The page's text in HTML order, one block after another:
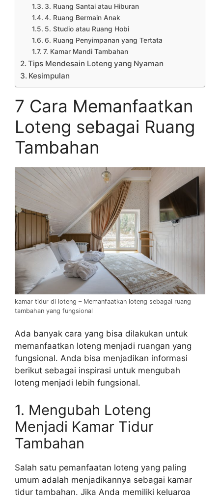
3. Ruang Santai atau Hiburan
4. Ruang Bermain Anak
5. Studio atau Ruang Hobi
6. Ruang Penyimpanan yang Tertata
7. Kamar Mandi Tambahan
Tips Mendesain Loteng yang Nyaman
Kesimpulan
7 Cara Memanfaatkan
Loteng sebagai Ruang
Tambahan
kamar tidur di loteng – Memanfaatkan loteng sebagai ruang
tambahan yang fungsional
Ada banyak cara yang bisa dilakukan untuk
memanfaatkan loteng menjadi ruangan yang
fungsional. Anda bisa menjadikan informasi
berikut sebagai inspirasi untuk mengubah
loteng menjadi lebih fungsional.
1. Mengubah Loteng
Menjadi Kamar Tidur
Tambahan
Salah satu pemanfaatan loteng yang paling
umum adalah menjadikannya sebagai kamar
tidur tambahan. Jika Anda memiliki keluarga